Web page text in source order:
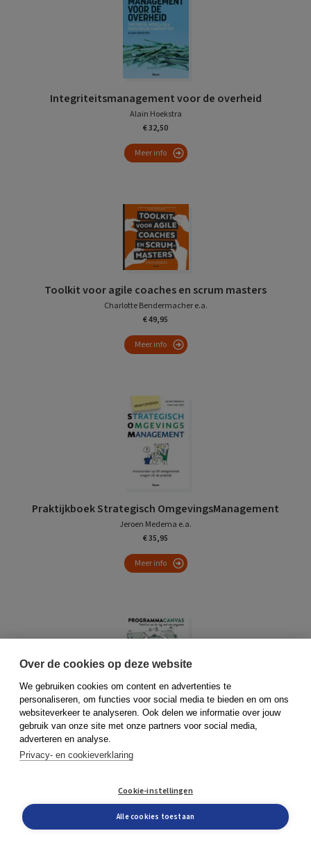
Integriteitsmanagement voor de overheid
Alain Hoekstra
€ 32,50
Meer info
Toolkit voor agile coaches en scrum masters
Charlotte Bendermacher e.a.
€ 49,95
Meer info
Praktijkboek Strategisch OmgevingsManagement
Jeroen Medema e.a.
€ 35,95
Meer info
Programmacanvas
Björn Prevaas e.a.
€ 39,95
Naar alle boeken >
Over de cookies op deze website
We gebruiken cookies om content en advertenties te
personaliseren, om functies voor social media te bieden en om ons
websiteverkeer te analyseren. Ook delen we informatie over jouw
gebruik van onze site met onze partners voor social media,
adverteren en analyse.
Privacy- en cookieverklaring
Cookie-instellingen
Alle cookies toestaan